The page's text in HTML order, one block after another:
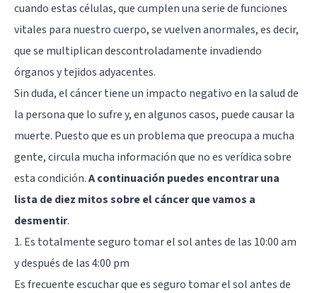
cuando estas células, que cumplen una serie de funciones
vitales para nuestro cuerpo, se vuelven anormales, es decir,
que se multiplican descontroladamente invadiendo
órganos y tejidos adyacentes.
Sin duda, el cáncer tiene un impacto negativo en la salud de
la persona que lo sufre y, en algunos casos, puede causar la
muerte. Puesto que es un problema que preocupa a mucha
gente, circula mucha información que no es verídica sobre
esta condición.A continuación puedes encontrar una
lista de diez mitos sobre el cáncer que vamos a
desmentir.
1. Es totalmente seguro tomar el sol antes de las 10:00 am
y después de las 4:00 pm
Es frecuente escuchar que es seguro tomar el sol antes de